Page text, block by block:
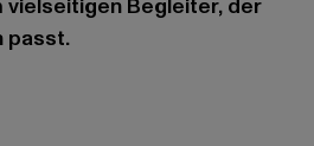
Begleiter, der
passt.